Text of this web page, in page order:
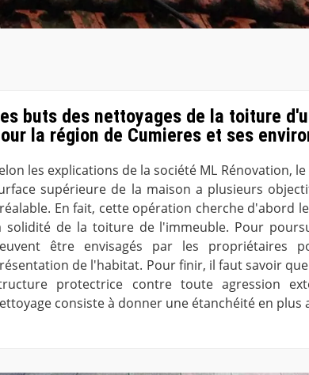
buts des nettoyages de la toiture
la région de Cumieres et ses
les explications de la société ML Rénovation,
supérieure de la maison a plusieurs
En fait, cette opération cherche d'abord
solidité de la toiture de l'immeuble. Pour
être envisagés par les propriétaires
de l'habitat. Pour finir, il faut savoir
protectrice contre toute agression
consiste à donner une étanchéité en plus